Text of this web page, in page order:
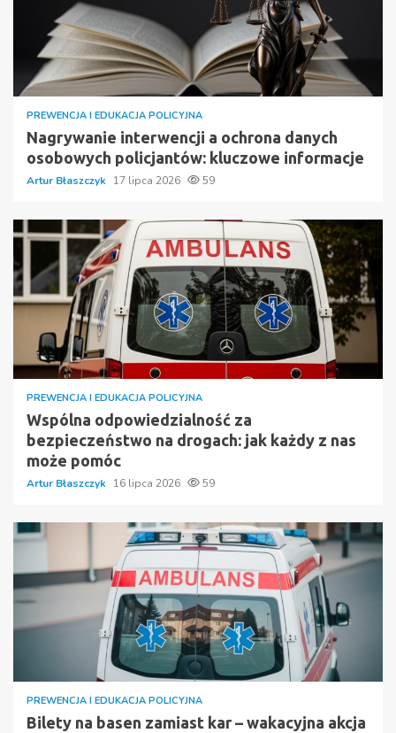
PREWENCJA I EDUKACJA POLICYJNA
Nagrywanie interwencji a ochrona danych
osobowych policjantów: kluczowe informacje
Artur Błaszczyk 17 lipca 2026 59
PREWENCJA I EDUKACJA POLICYJNA
Wspólna odpowiedzialność za
bezpieczeństwo na drogach: jak każdy z nas
może pomóc
Artur Błaszczyk 16 lipca 2026 59
PREWENCJA I EDUKACJA POLICYJNA
Bilety na basen zamiast kar – wakacyjna akcja